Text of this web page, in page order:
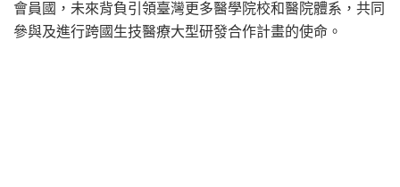
會員國，未來背負引領臺灣更多醫學院校和醫院體系，共同
參與及進行跨國生技醫療大型研發合作計畫的使命。